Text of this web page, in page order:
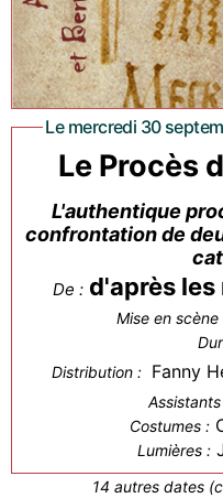
Le mercredi 30
Le Procès
L'authentique
confrontation de
De : d'après
Mise en scène
Distribution : Fanny
Costumes :
Lumières :